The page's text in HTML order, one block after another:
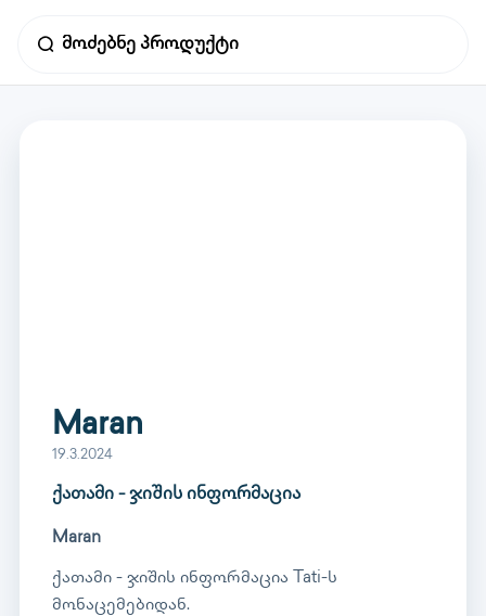
Maran
19.3.2024
ქათამი - ჯიშის ინფორმაცია
Maran
ქათამი - ჯიშის ინფორმაცია Tati-ს
მონაცემებიდან.